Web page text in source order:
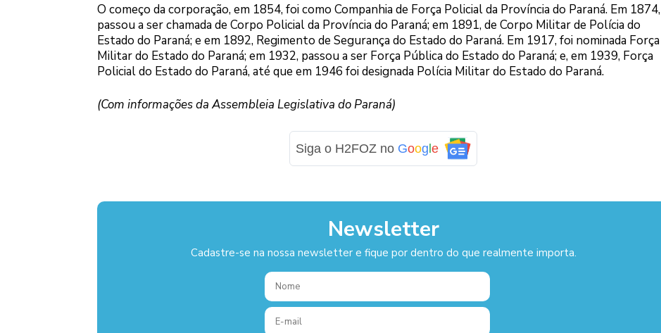
O começo da corporação, em 1854, foi como Companhia de Força Policial da Província do Paraná. Em 1874,
passou a ser chamada de Corpo Policial da Província do Paraná; em 1891, de Corpo Militar de Polícia do
Estado do Paraná; e em 1892, Regimento de Segurança do Estado do Paraná. Em 1917, foi nominada Força
Militar do Estado do Paraná; em 1932, passou a ser Força Pública do Estado do Paraná; e, em 1939, Força
Policial do Estado do Paraná, até que em 1946 foi designada Polícia Militar do Estado do Paraná.
(Com informações da Assembleia Legislativa do Paraná)
Siga o H2FOZ no Google
Newsletter
Cadastre-se na nossa newsletter e fique por dentro do que realmente importa.